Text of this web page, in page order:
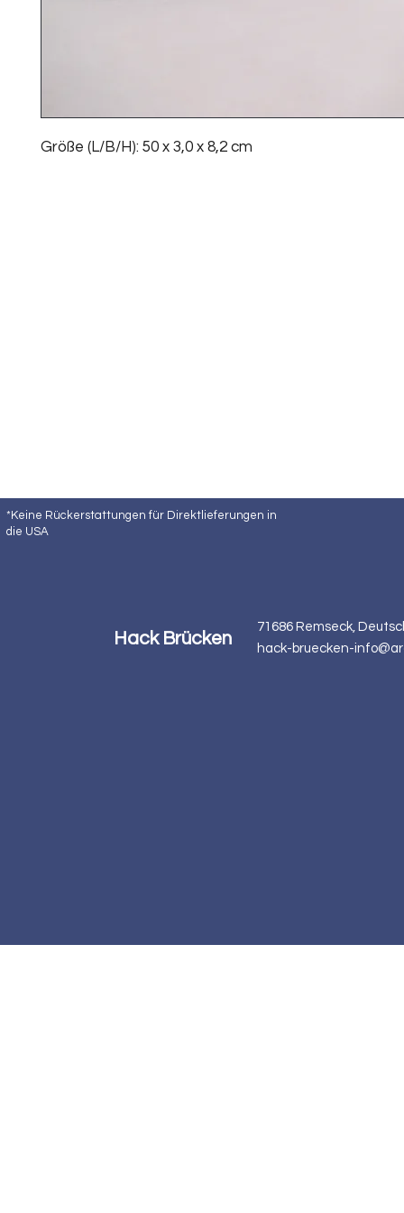
Größe (L/B/H): 50 x 3,0 x 8,2 cm
*Keine Rückerstattungen für Direktlieferungen in
die USA
Hack Brücken
71686 Remseck,
hack-bruecken-